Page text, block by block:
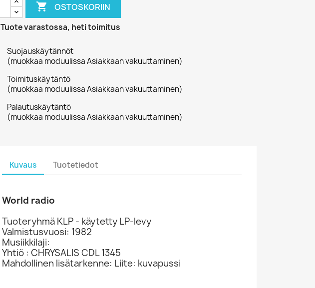
 OSTOSKORIIN
Tuote varastossa, heti toimitus
Suojauskäytännöt
(muokkaa moduulissa Asiakkaan vakuuttaminen)
Toimituskäytäntö
(muokkaa moduulissa Asiakkaan vakuuttaminen)
Palautuskäytäntö
(muokkaa moduulissa Asiakkaan vakuuttaminen)
Kuvaus Tuotetiedot
World radio
Tuoteryhmä KLP - käytetty LP-levy
Valmistusvuosi: 1982
Musiikkilaji:
Yhtiö : CHRYSALIS CDL 1345
Mahdollinen lisätarkenne: Liite: kuvapussi